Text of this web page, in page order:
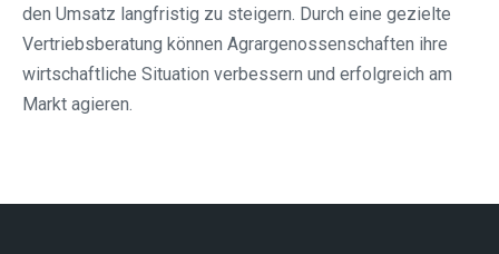
den Umsatz langfristig zu steigern. Durch eine gezielte
Vertriebsberatung können Agrargenossenschaften ihre
wirtschaftliche Situation verbessern und erfolgreich am
Markt agieren.